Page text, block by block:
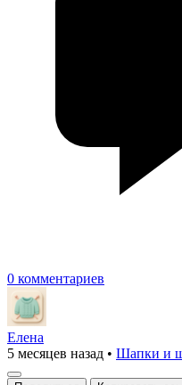
0 комментариев
Елена
5 месяцев назад • Шапки и